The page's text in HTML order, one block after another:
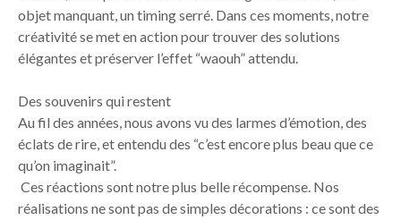
objet manquant, un timing serré. Dans ces moments, notre
créativité se met en action pour trouver des solutions
élégantes et préserver l’effet “waouh” attendu.
Des souvenirs qui restent
Au fil des années, nous avons vu des larmes d’émotion, des
éclats de rire, et entendu des “c’est encore plus beau que ce
qu’on imaginait”.
Ces réactions sont notre plus belle récompense. Nos
réalisations ne sont pas de simples décorations : ce sont des